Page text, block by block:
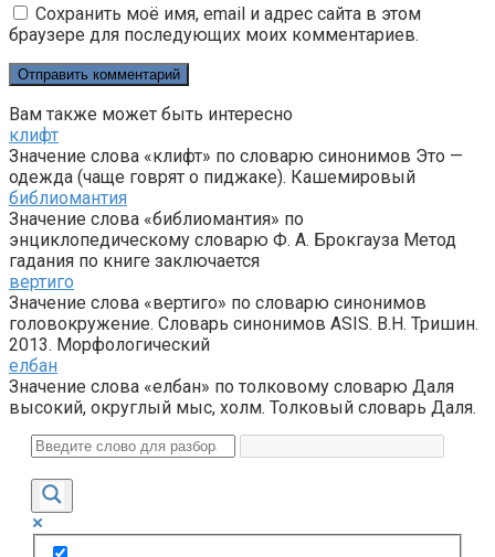
Сохранить моё имя, email и адрес сайта в этом
браузере для последующих моих комментариев.
Вам также может быть интересно
клифт
Значение слова «клифт» по словарю синонимов Это —
одежда (чаще говрят о пиджаке). Кашемировый
библиомантия
Значение слова «библиомантия» по
энциклопедическому словарю Ф. А. Брокгауза Метод
гадания по книге заключается
вертиго
Значение слова «вертиго» по словарю синонимов
головокружение. Словарь синонимов ASIS. В.Н. Тришин.
2013. Морфологический
елбан
Значение слова «елбан» по толковому словарю Даля
высокий, округлый мыс, холм. Толковый словарь Даля.